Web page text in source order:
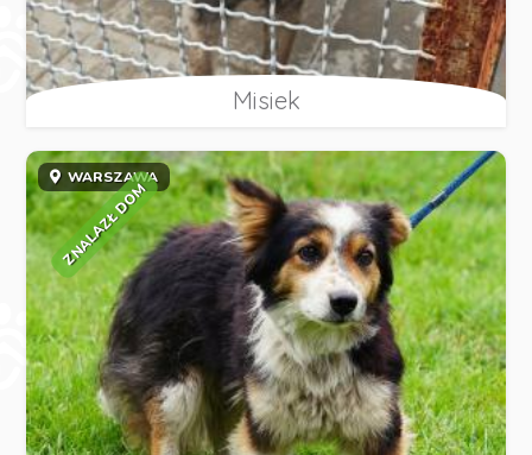
Misiek
WARSZAWA
ZNALAZŁ DOM